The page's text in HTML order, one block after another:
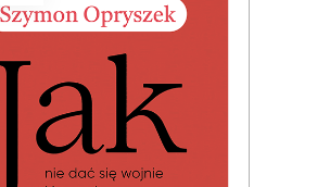
NIE DAĆ SIĘ WOJNIE I
KRYZYSOM. LEKCJA Z
FINLANDII